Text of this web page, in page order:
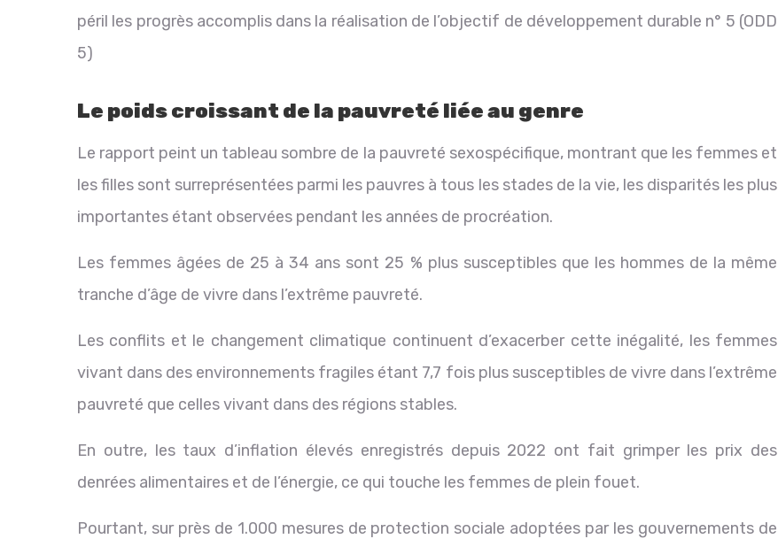
péril les progrès accomplis dans la réalisation de l’objectif de développement durable n° 5 (ODD
5)
Le poids croissant de la pauvreté liée au genre
Le rapport peint un tableau sombre de la pauvreté sexospécifique, montrant que les femmes et
les filles sont surreprésentées parmi les pauvres à tous les stades de la vie, les disparités les plus
importantes étant observées pendant les années de procréation.
Les femmes âgées de 25 à 34 ans sont 25 % plus susceptibles que les hommes de la même
tranche d’âge de vivre dans l’extrême pauvreté.
Les conflits et le changement climatique continuent d’exacerber cette inégalité, les femmes
vivant dans des environnements fragiles étant 7,7 fois plus susceptibles de vivre dans l’extrême
pauvreté que celles vivant dans des régions stables.
En outre, les taux d’inflation élevés enregistrés depuis 2022 ont fait grimper les prix des
denrées alimentaires et de l’énergie, ce qui touche les femmes de plein fouet.
Pourtant, sur près de 1.000 mesures de protection sociale adoptées par les gouvernements de